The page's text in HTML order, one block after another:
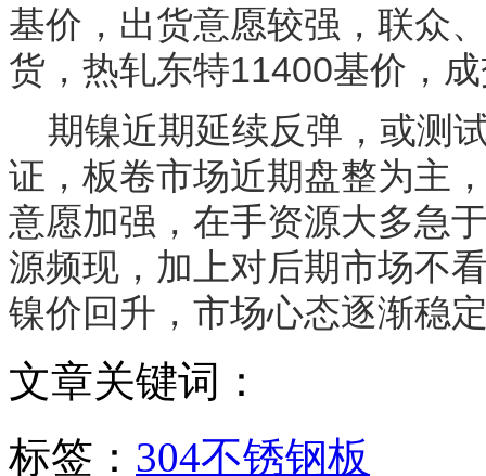
基价，出货意愿较强，联众
货，热轧东特11400基价，
期镍近期延续反弹，或测
证，板卷市场近期盘整为主
意愿加强，在手资源大多急
源频现，加上对后期市场不
镍价回升，市场心态逐渐稳
文章关键词：
标签： 304不锈钢板